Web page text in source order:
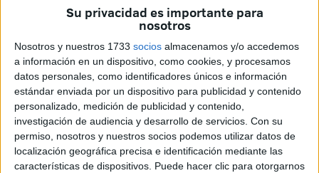
Su privacidad es importante para
nosotros
Nosotros y nuestros 1733 socios almacenamos y/o accedemos
a información en un dispositivo, como cookies, y procesamos
datos personales, como identificadores únicos e información
estándar enviada por un dispositivo para publicidad y contenido
personalizado, medición de publicidad y contenido,
investigación de audiencia y desarrollo de servicios. Con su
permiso, nosotros y nuestros socios podemos utilizar datos de
localización geográfica precisa e identificación mediante las
características de dispositivos. Puede hacer clic para otorgarnos
Related Posts
CaixaBank activa una línea especial de
financiación para negocios afectados por
la crisis en Ceuta
HACE 10 MINUTOS